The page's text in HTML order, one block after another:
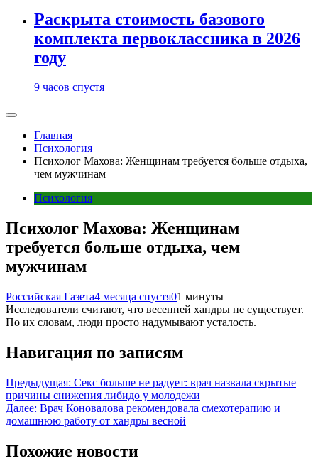
Раскрыта стоимость базового
комплекта первоклассника в 2026
году
9 часов спустя
Главная
Психология
Психолог Махова: Женщинам требуется больше отдыха,
чем мужчинам
Психология
Психолог Махова: Женщинам
требуется больше отдыха, чем
мужчинам
Российская Газета4 месяца спустя01 минуты
Исследователи считают, что весенней хандры не существует.
По их словам, люди просто надумывают усталость.
Навигация по записям
Предыдущая: Секс больше не радует: врач назвала скрытые
причины снижения либидо у молодежи
Далее: Врач Коновалова рекомендовала смехотерапию и
домашнюю работу от хандры весной
Похожие новости